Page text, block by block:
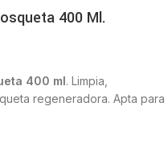
400 Ml.
400 ml. Limpia,
regeneradora. Apta para